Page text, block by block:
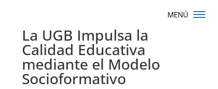
La UGB Impulsa la
Calidad Educativa
mediante el Modelo
Socioformativo